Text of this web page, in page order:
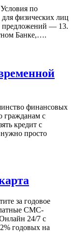
по
физических лиц
предложений — 13.
Банке,….
финансовых
гражданам с
кредит с
просто
за годовое
СМС-
24/7 с
годовых на